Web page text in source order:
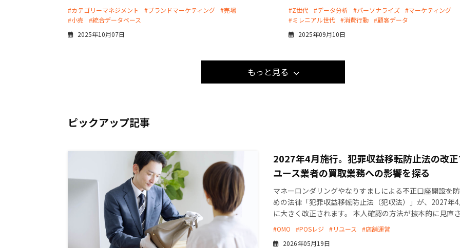
経験則に基づく販売活動だけでは、小売店への安定的な配
荷や棚の確保 […]
#カテゴリーマネジメント #ブランドマーケティング #売場
#小売
#統合データベース
2025年10月07日
リー世代、そしてシニア世代といった異なる世代は、
観や情報収集 […]
#Z世代 #データ分析 #パーソナライズ #マーケティング
#ミレニアル世代
#消費行動 #顧客データ
2025年09月10日
もっと見る
ピックアップ記事
2027年4月施行。犯罪収益移転防止法の改正
ユース業者の買取業務への影響を探る
マネーロンダリングやなりすましによる不正口座開設を
めの法律「犯罪収益移転防止法（犯収法）」が、2027年
に大きく改正されます。 本人確認の方法が抜本的に見直
ため、対応が遅れると、リユース業者では買取業 […]
#OMO #POSレジ #リユース
#店舗運営
2026年05月19日